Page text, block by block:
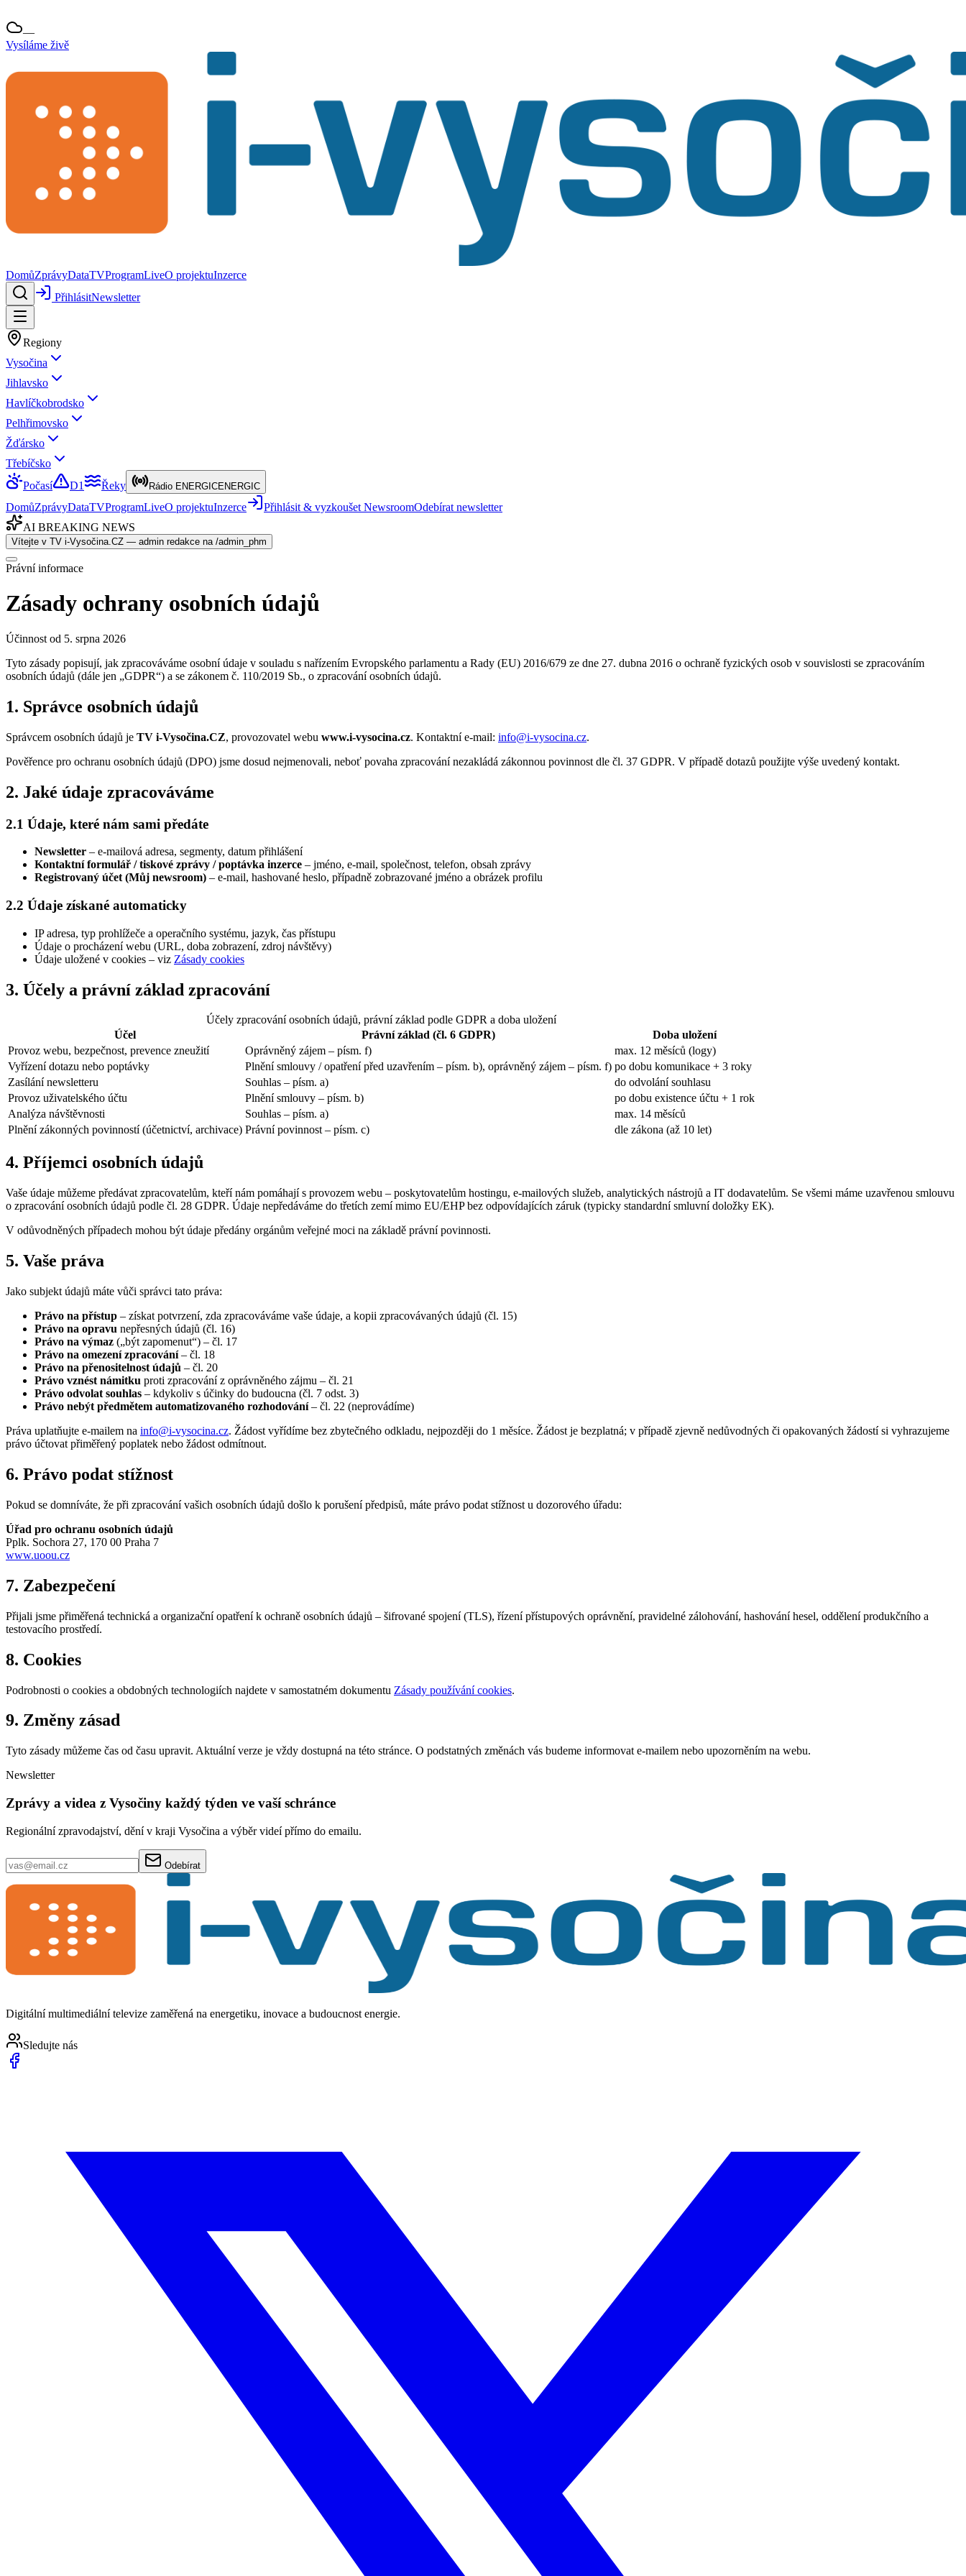
—
Vysíláme živě
DomůZprávyDataTVProgramLiveO projektuInzerce
PřihlásitNewsletter
Regiony
Vysočina
Jihlavsko
Havlíčkobrodsko
Pelhřimovsko
Žďársko
Třebíčsko
Počasí
D1 Řeky Rádio ENERGICENERGIC
DomůZprávyDataTVProgramLiveO projektuInzerce Přihlásit & vyzkoušet NewsroomOdebírat newsletter
AI BREAKING NEWS
Vítejte v TV i-Vysočina.CZ — admin redakce na /admin_phm
Právní informace
Zásady ochrany osobních údajů
Účinnost od 5. srpna 2026
Tyto zásady popisují, jak zpracováváme osobní údaje v souladu s nařízením Evropského parlamentu a Rady (EU) 2016/679 ze dne 27. dubna 2016 o ochraně fyzických osob v souvislosti se zpracováním
osobních údajů (dále jen „GDPR“) a se zákonem č. 110/2019 Sb., o zpracování osobních údajů.
1. Správce osobních údajů
Správcem osobních údajů je TV i-Vysočina.CZ, provozovatel webu www.i-vysocina.cz. Kontaktní e-mail: info@i-vysocina.cz.
Pověřence pro ochranu osobních údajů (DPO) jsme dosud nejmenovali, neboť povaha zpracování nezakládá zákonnou povinnost dle čl. 37 GDPR. V případě dotazů použijte výše uvedený kontakt.
2. Jaké údaje zpracováváme
2.1 Údaje, které nám sami předáte
Newsletter – e-mailová adresa, segmenty, datum přihlášení
Kontaktní formulář / tiskové zprávy / poptávka inzerce – jméno, e-mail, společnost, telefon, obsah zprávy
Registrovaný účet (Můj newsroom) – e-mail, hashované heslo, případně zobrazované jméno a obrázek profilu
2.2 Údaje získané automaticky
IP adresa, typ prohlížeče a operačního systému, jazyk, čas přístupu
Údaje o procházení webu (URL, doba zobrazení, zdroj návštěvy)
Údaje uložené v cookies – viz Zásady cookies
3. Účely a právní základ zpracování
Účely zpracování osobních údajů, právní základ podle GDPR a doba uložení
Účel
Právní základ (čl. 6 GDPR)
Doba uložení
Provoz webu, bezpečnost, prevence zneužití
Oprávněný zájem – písm. f)
max. 12 měsíců (logy)
Vyřízení dotazu nebo poptávky
Plnění smlouvy / opatření před uzavřením – písm. b), oprávněný zájem – písm. f) po dobu komunikace + 3 roky
Zasílání newsletteru
Souhlas – písm. a)
do odvolání souhlasu
Provoz uživatelského účtu
Plnění smlouvy – písm. b)
po dobu existence účtu + 1 rok
Analýza návštěvnosti
Souhlas – písm. a)
max. 14 měsíců
Plnění zákonných povinností (účetnictví, archivace) Právní povinnost – písm. c) dle zákona (až 10 let)
4. Příjemci osobních údajů
Vaše údaje můžeme předávat zpracovatelům, kteří nám pomáhají s provozem webu – poskytovatelům hostingu, e-mailových služeb, analytických nástrojů a IT dodavatelům. Se všemi máme uzavřenou smlouvu
o zpracování osobních údajů podle čl. 28 GDPR. Údaje nepředáváme do třetích zemí mimo EU/EHP bez odpovídajících záruk (typicky standardní smluvní doložky EK).
V odůvodněných případech mohou být údaje předány orgánům veřejné moci na základě právní povinnosti.
5. Vaše práva
Jako subjekt údajů máte vůči správci tato práva:
Právo na přístup – získat potvrzení, zda zpracováváme vaše údaje, a kopii zpracovávaných údajů (čl. 15)
Právo na opravu nepřesných údajů (čl. 16)
Právo na výmaz („být zapomenut“) – čl. 17
Právo na omezení zpracování– čl. 18
Právo na přenositelnost údajů – čl. 20
Právo vznést námitku proti zpracování z oprávněného zájmu – čl. 21
Právo odvolat souhlas – kdykoliv s účinky do budoucna (čl. 7 odst. 3)
Právo nebýt předmětem automatizovaného rozhodování– čl. 22 (neprovádíme)
Práva uplatňujte e-mailem na info@i-vysocina.cz. Žádost vyřídíme bez zbytečného odkladu, nejpozději do 1 měsíce. Žádost je bezplatná; v případě zjevně nedůvodných či opakovaných žádostí si vyhrazujeme
právo účtovat přiměřený poplatek nebo žádost odmítnout.
6. Právo podat stížnost
Pokud se domníváte, že při zpracování vašich osobních údajů došlo k porušení předpisů, máte právo podat stížnost u dozorového úřadu:
Úřad pro ochranu osobních údajů
Pplk. Sochora 27, 170 00 Praha 7
www.uoou.cz
7. Zabezpečení
Přijali jsme přiměřená technická a organizační opatření k ochraně osobních údajů – šifrované spojení (TLS), řízení přístupových oprávnění, pravidelné zálohování, hashování hesel, oddělení produkčního a
testovacího prostředí.
8. Cookies
Podrobnosti o cookies a obdobných technologiích najdete v samostatném dokumentu Zásady používání cookies.
9. Změny zásad
Tyto zásady můžeme čas od času upravit. Aktuální verze je vždy dostupná na této stránce. O podstatných změnách vás budeme informovat e-mailem nebo upozorněním na webu.
Newsletter
Zprávy a videa z Vysočiny každý týden ve vaší schránce
Regionální zpravodajství, dění v kraji Vysočina a výběr videí přímo do emailu.
Odebírat
Digitální multimediální televize zaměřená na energetiku, inovace a budoucnost energie.
Sledujte nás